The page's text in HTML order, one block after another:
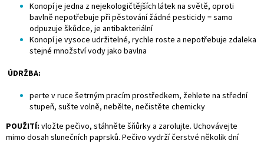
Konopí je jedna z nejekologičtějších látek na světě, oproti
bavlně nepotřebuje při pěstování žádné pesticidy = samo
odpuzuje škůdce, je antibakteriální
Konopí je vysoce udržitelné, rychle roste a nepotřebuje zdaleka
stejné množství vody jako bavlna
ÚDRŽBA:
perte v ruce šetrným pracím prostředkem, žehlete na střední
stupeň, sušte volně, nebělte, nečistěte chemicky
POUŽITÍ: vložte pečivo, stáhněte šňůrky a zarolujte. Uchovávejte
mimo dosah slunečních paprsků. Pečivo vydrží čerstvé několik dní